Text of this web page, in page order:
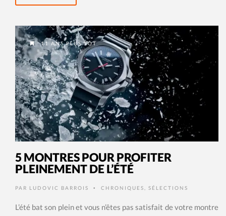
11 ANS PLUS TÔT
5 MONTRES POUR PROFITER
PLEINEMENT DE L’ÉTÉ
PAR LUDOVIC BARROIS • CHRONIQUES SÉLECTIONS
L’été bat son plein et vous n’êtes pas satisfait de votre montre